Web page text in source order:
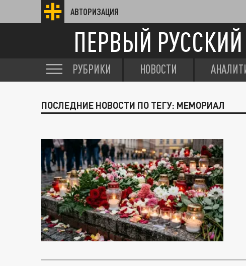
АВТОРИЗАЦИЯ
ПЕРВЫЙ РУССКИЙ
РУБРИКИ НОВОСТИ
ПОСЛЕДНИЕ НОВОСТИ ПО ТЕГУ: МЕМОРИАЛ